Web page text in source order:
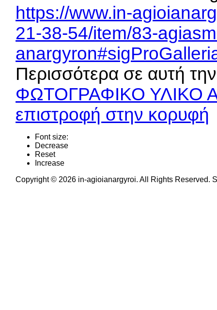
https://www.in-
21-38-54/item/83-
Περισσότερα σε αυτή
ΦΩΤΟΓΡΑΦΙΚΟ ΥΛΙΚΟ
επιστροφή στην κορυφή
Font size:
Decrease
Reset
Increase
Copyright © 2026 in-agioianargyroi. All Rights Reserved.